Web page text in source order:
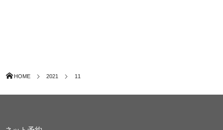
HOME 2021 11